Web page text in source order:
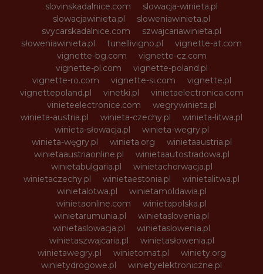
slovinskadalnice.com
slowacja-winieta.pl
slowacjawinieta.pl
sloweniawinieta.pl
svycarskadalnice.com
szwajcariawinieta.pl
słoweniawinieta.pl
tunellivigno.pl
vignette-at.com
vignette-bg.com
vignette-cz.com
vignette-pl.com
vignette-poland.pl
vignette-ro.com
vignette-si.com
vignette.pl
vignettepoland.pl
vinetki.pl
vinietaelectronica.com
vinieteelectronice.com
wegrywinieta.pl
winieta-austria.pl
winieta-czechy.pl
winieta-litwa.pl
winieta-słowacja.pl
winieta-wegry.pl
winieta-węgry.pl
winieta.org
winietaaustria.pl
winietaaustriaonline.pl
winietaautostradowa.pl
winietabulgaria.pl
winietachorwacja.pl
winietaczechy.pl
winietaestonia.pl
winietalitwa.pl
winietalotwa.pl
winietamoldawia.pl
winietaonline.com
winietapolska.pl
winietarumunia.pl
winietaslovenia.pl
winietaslowacja.pl
winietaslowenia.pl
winietaszwajcaria.pl
winietasłowenia.pl
winietawegry.pl
winietomat.pl
winiety.org
winietydrogowe.pl
winietyelektroniczne.pl